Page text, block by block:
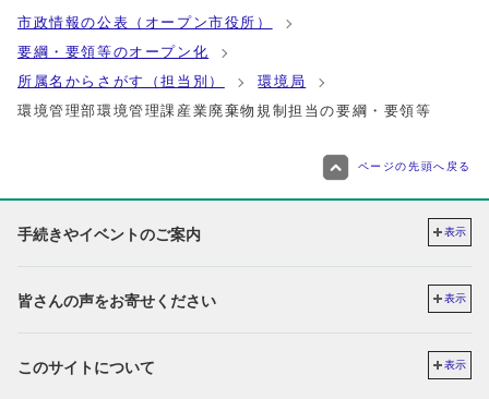
市政情報の公表（オープン市役所）
要綱・要領等のオープン化
所属名からさがす（担当別）
環境局
環境管理部環境管理課産業廃棄物規制担当の要綱・要領等
ページの先頭へ戻る
手続きやイベントのご案内 表示
皆さんの声をお寄せください 表示
このサイトについて 表示